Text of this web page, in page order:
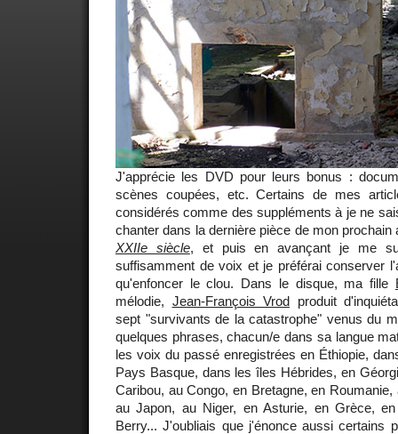
J'apprécie les DVD pour leurs bonus :
scènes coupées, etc. Certains de mes
considérés comme des suppléments à je ne
chanter dans la dernière pièce de mon
XXIIe siècle, et puis en avançant je me
suffisamment de voix et je préférai conserver
qu'enfoncer le clou. Dans le disque, ma fille
mélodie, Jean-François Vrod produit
sept "survivants de la catastrophe" venus du
quelques phrases, chacun/e dans sa langue
les voix du passé enregistrées en Éthiopie,
Pays Basque, dans les îles Hébrides, en
Caribou, au Congo, en Bretagne, en
au Japon, au Niger, en Asturie, en Grèce,
Berry... J'oubliais que j'énonce aussi certains